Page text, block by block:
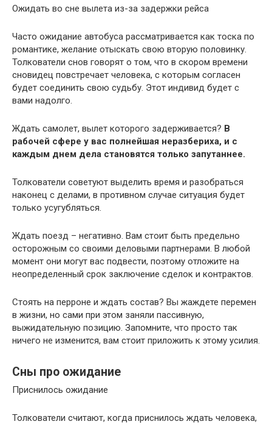
Ожидать во сне вылета из-за задержки рейса
Часто ожидание автобуса рассматривается как тоска по
романтике, желание отыскать свою вторую половинку.
Толкователи снов говорят о том, что в скором времени
сновидец повстречает человека, с которым согласен
будет соединить свою судьбу. Этот индивид будет с
вами надолго.
Ждать самолет, вылет которого задерживается? В
рабочей сфере у вас полнейшая неразбериха, и с
каждым днем дела становятся только запутаннее.
Толкователи советуют выделить время и разобраться
наконец с делами, в противном случае ситуация будет
только усугубляться.
Ждать поезд – негативно. Вам стоит быть предельно
осторожным со своими деловыми партнерами. В любой
момент они могут вас подвести, поэтому отложите на
неопределенный срок заключение сделок и контрактов.
Стоять на перроне и ждать состав? Вы жаждете перемен
в жизни, но сами при этом заняли пассивную,
выжидательную позицию. Запомните, что просто так
ничего не изменится, вам стоит приложить к этому усилия.
Сны про ожидание
Приснилось ожидание
Толкователи считают, когда приснилось ждать человека,